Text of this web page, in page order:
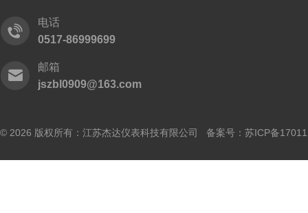
电话
0517-86999699
邮箱
jszbl0909@163.com
© 2026 版权所有：江苏杰达仪表科技有限公司 备案号： 苏ICP备